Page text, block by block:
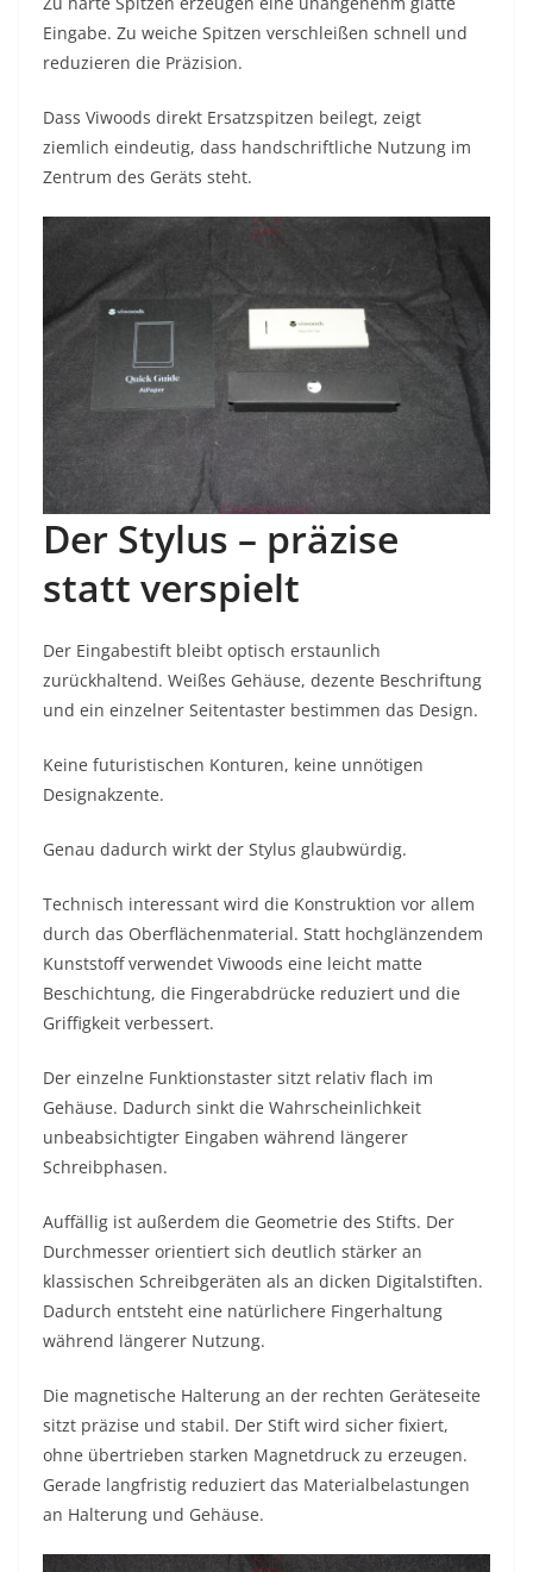
Eingabe. Zu weiche Spitzen verschleißen schnell und
reduzieren die Präzision.
Dass Viwoods direkt Ersatzspitzen beilegt, zeigt
ziemlich eindeutig, dass handschriftliche Nutzung im
Zentrum des Geräts steht.
Der Stylus – präzise
statt verspielt
Der Eingabestift bleibt optisch erstaunlich
zurückhaltend. Weißes Gehäuse, dezente Beschriftung
und ein einzelner Seitentaster bestimmen das Design.
Keine futuristischen Konturen, keine unnötigen
Designakzente.
Genau dadurch wirkt der Stylus glaubwürdig.
Technisch interessant wird die Konstruktion vor allem
durch das Oberflächenmaterial. Statt hochglänzendem
Kunststoff verwendet Viwoods eine leicht matte
Beschichtung, die Fingerabdrücke reduziert und die
Griffigkeit verbessert.
Der einzelne Funktionstaster sitzt relativ flach im
Gehäuse. Dadurch sinkt die Wahrscheinlichkeit
unbeabsichtigter Eingaben während längerer
Schreibphasen.
Auffällig ist außerdem die Geometrie des Stifts. Der
Durchmesser orientiert sich deutlich stärker an
klassischen Schreibgeräten als an dicken Digitalstiften.
Dadurch entsteht eine natürlichere Fingerhaltung
während längerer Nutzung.
Die magnetische Halterung an der rechten Geräteseite
sitzt präzise und stabil. Der Stift wird sicher fixiert,
ohne übertrieben starken Magnetdruck zu erzeugen.
Gerade langfristig reduziert das Materialbelastungen
an Halterung und Gehäuse.